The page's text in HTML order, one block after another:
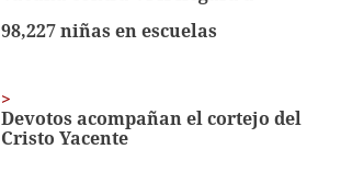
98,227 niñas en escuelas
Devotos acompañan el cortejo del
Cristo Yacente